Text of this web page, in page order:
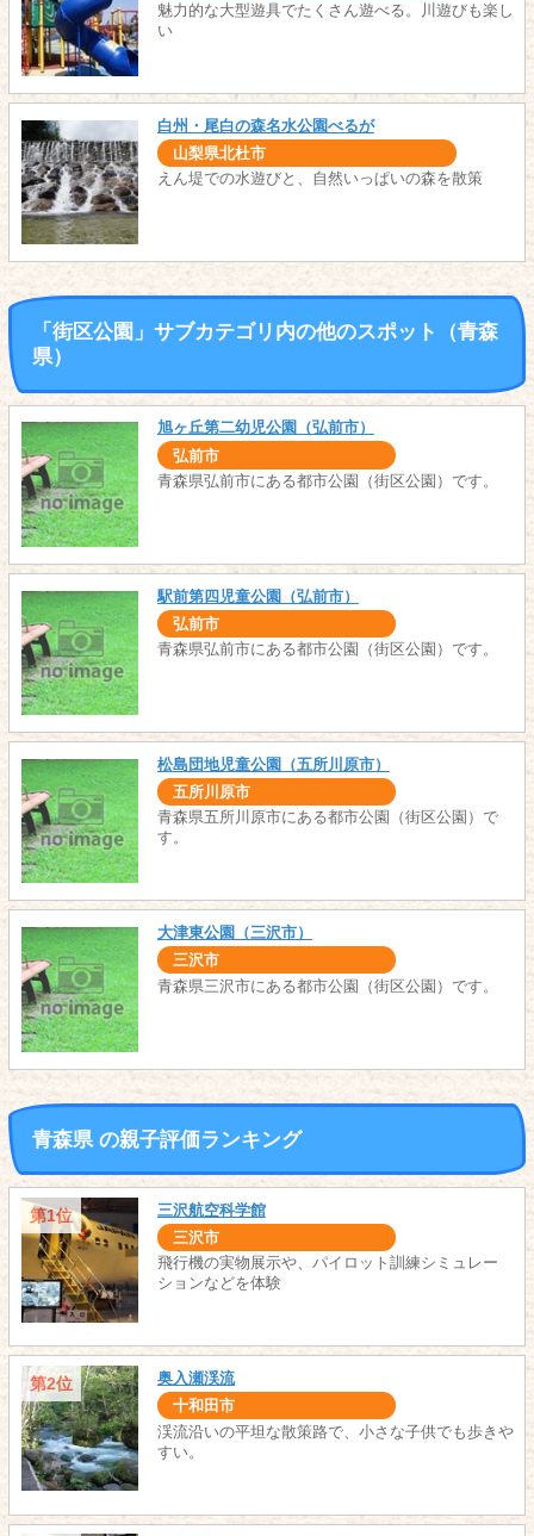
魅力的な大型遊具でたくさん遊べる。川遊びも楽し
い
白州・尾白の森名水公園べるが
山梨県北杜市
えん堤での水遊びと、自然いっぱいの森を散策
「街区公園」サブカテゴリ内の他のスポット（青森
県）
旭ヶ丘第二幼児公園（弘前市）
弘前市
青森県弘前市にある都市公園（街区公園）です。
駅前第四児童公園（弘前市）
弘前市
青森県弘前市にある都市公園（街区公園）です。
松島団地児童公園（五所川原市）
五所川原市
青森県五所川原市にある都市公園（街区公園）で
す。
大津東公園（三沢市）
三沢市
青森県三沢市にある都市公園（街区公園）です。
青森県 の親子評価ランキング
第1位 三沢航空科学館
三沢市
飛行機の実物展示や、パイロット訓練シミュレー
ションなどを体験
第2位 奥入瀬渓流
十和田市
渓流沿いの平坦な散策路で、小さな子供でも歩きや
すい。